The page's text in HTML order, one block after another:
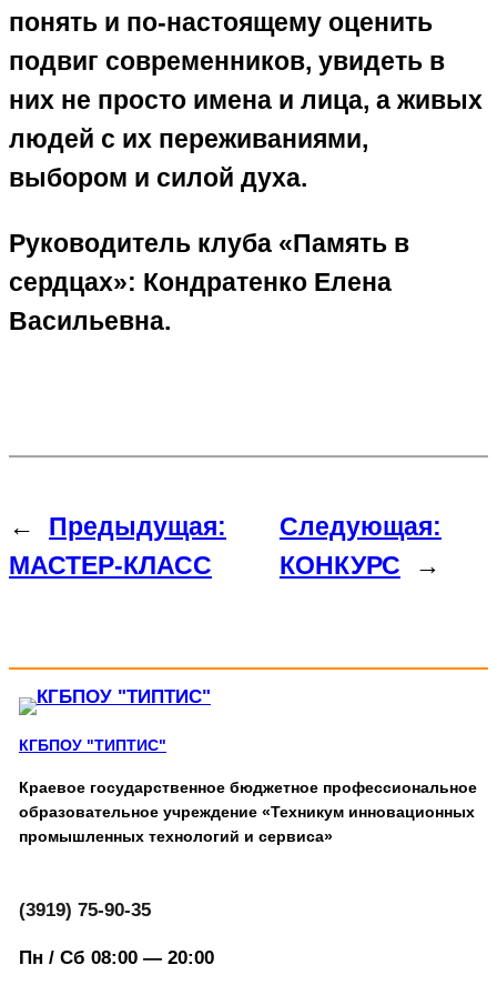
понять и по‑настоящему оценить
подвиг современников, увидеть в
них не просто имена и лица, а живых
людей с их переживаниями,
выбором и силой духа.
Руководитель клуба «Память в
сердцах»: Кондратенко Елена
Васильевна.
←
Предыдущая:
МАСТЕР-КЛАСС
Следующая:
КОНКУРС
→
КГБПОУ "ТИПТИС"
Краевое государственное бюджетное профессиональное
образовательное учреждение «Техникум инновационных
промышленных технологий и сервиса»
(3919) 75-90-35
Пн / Сб 08:00 — 20:00